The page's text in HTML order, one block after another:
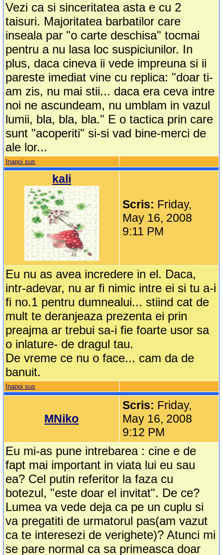
Vezi ca si sinceritatea asta e cu 2
taisuri. Majoritatea barbatilor care
inseala par "o carte deschisa" tocmai
pentru a nu lasa loc suspiciunilor. In
plus, daca cineva ii vede impreuna si ii
pareste imediat vine cu replica: "doar ti-
am zis, nu mai stii... daca era ceva intre
noi ne ascundeam, nu umblam in vazul
lumii, bla, bla, bla." E o tactica prin care
sunt "acoperiti" si-si vad bine-merci de
ale lor...
Inapoi sus
kali
Scris: Friday,
May 16, 2008
9:11 PM
Eu nu as avea incredere in el. Daca,
intr-adevar, nu ar fi nimic intre ei si tu a-i
fi no.1 pentru dumnealui... stiind cat de
mult te deranjeaza prezenta ei prin
preajma ar trebui sa-i fie foarte usor sa
o inlature- de dragul tau.
De vreme ce nu o face... cam da de
banuit.
Inapoi sus
MNiko
Scris: Friday,
May 16, 2008
9:12 PM
Eu mi-as pune intrebarea : cine e de
fapt mai important in viata lui eu sau
ea? Cel putin referitor la faza cu
botezul, "este doar el invitat". De ce?
Lumea va vede deja ca pe un cuplu si
va pregatiti de urmatorul pas(am vazut
ca te interesezi de verighete)? Atunci mi
se pare normal ca sa primeasca doar